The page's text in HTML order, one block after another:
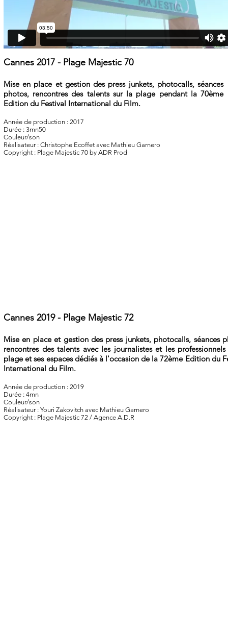
Cannes 2017 - Plage Majestic 70
Mise en place et gestion des press junkets, photocalls, séances
photos, rencontres des talents sur la plage pendant la 70ème
Edition du Festival International du Film.
Année de production : 2017
Durée : 3mn50
Couleur/son
Réalisateur : Christophe Ecoffet avec Mathieu Garnero
Copyright : Plage Majestic 70 by ADR Prod
Cannes 2019 - Plage Majestic 72
Mise en place et gestion des press junkets, photocalls, séances
rencontres des talents avec les journalistes et les
plage et ses espaces dédiés à l'occasion de la 72ème Edition du
International du Film.
Année de production : 2019
Durée : 4mn
Couleur/son
Réalisateur : Youri Zakovitch avec Mathieu Garnero
Copyright : Plage Majestic 72 / Agence A.D.R